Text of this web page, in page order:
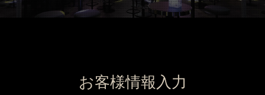
お客様情報入力